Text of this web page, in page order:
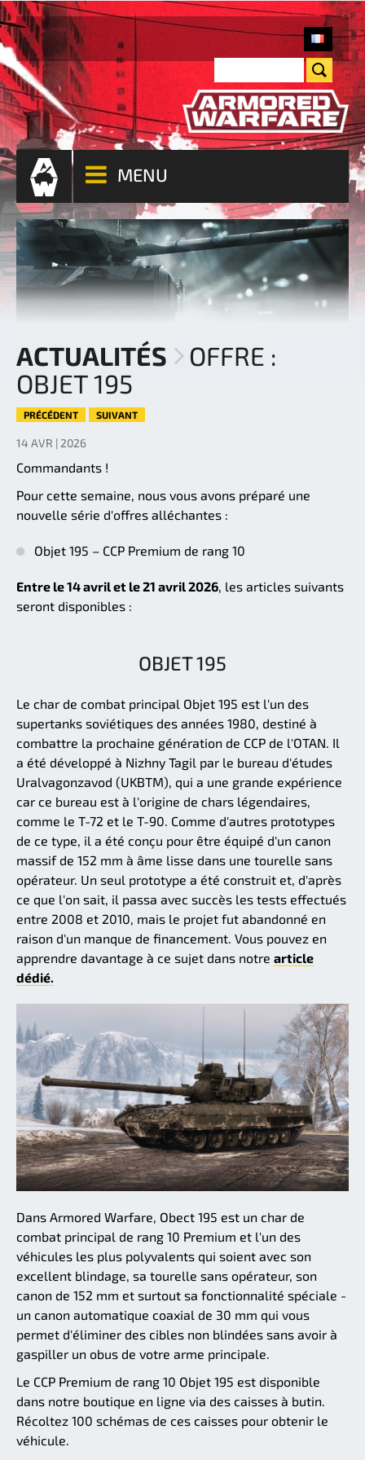
MENU
ACTUALITÉS
OFFRE :
OBJET 195
PRÉCÉDENT SUIVANT
14 AVR | 2026
Commandants !
Pour cette semaine, nous vous avons préparé une
nouvelle série d'offres alléchantes :
Objet 195 – CCP Premium de rang 10
Entre le 14 avril et le 21 avril 2026, les articles suivants
seront disponibles :
OBJET 195
Le char de combat principal Objet 195 est l'un des
supertanks soviétiques des années 1980, destiné à
combattre la prochaine génération de CCP de l'OTAN. Il
a été développé à Nizhny Tagil par le bureau d'études
Uralvagonzavod (UKBTM), qui a une grande expérience
car ce bureau est à l'origine de chars légendaires,
comme le T-72 et le T-90. Comme d'autres prototypes
de ce type, il a été conçu pour être équipé d'un canon
massif de 152 mm à âme lisse dans une tourelle sans
opérateur. Un seul prototype a été construit et, d'après
ce que l'on sait, il passa avec succès les tests effectués
entre 2008 et 2010, mais le projet fut abandonné en
raison d'un manque de financement. Vous pouvez en
apprendre davantage à ce sujet dans notre article
dédié.
Dans Armored Warfare, Obect 195 est un char de
combat principal de rang 10 Premium et l'un des
véhicules les plus polyvalents qui soient avec son
excellent blindage, sa tourelle sans opérateur, son
canon de 152 mm et surtout sa fonctionnalité spéciale -
un canon automatique coaxial de 30 mm qui vous
permet d'éliminer des cibles non blindées sans avoir à
gaspiller un obus de votre arme principale.
Le CCP Premium de rang 10 Objet 195 est disponible
dans notre boutique en ligne via des caisses à butin.
Récoltez 100 schémas de ces caisses pour obtenir le
véhicule.